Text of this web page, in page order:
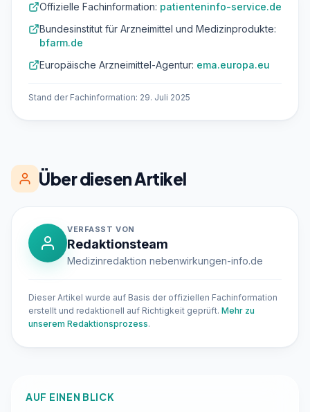
Offizielle Fachinformation: patienteninfo-service.de
Bundesinstitut für Arzneimittel und Medizinprodukte:
bfarm.de
Europäische Arzneimittel-Agentur: ema.europa.eu
Stand der Fachinformation: 29. Juli 2025
Über diesen Artikel
VERFASST VON
Redaktionsteam
Medizinredaktion nebenwirkungen-info.de
Dieser Artikel wurde auf Basis der offiziellen Fachinformation
erstellt und redaktionell auf Richtigkeit geprüft. Mehr zu
unserem Redaktionsprozess.
AUF EINEN BLICK